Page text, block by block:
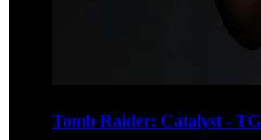
Tomb Raider: Catalyst -